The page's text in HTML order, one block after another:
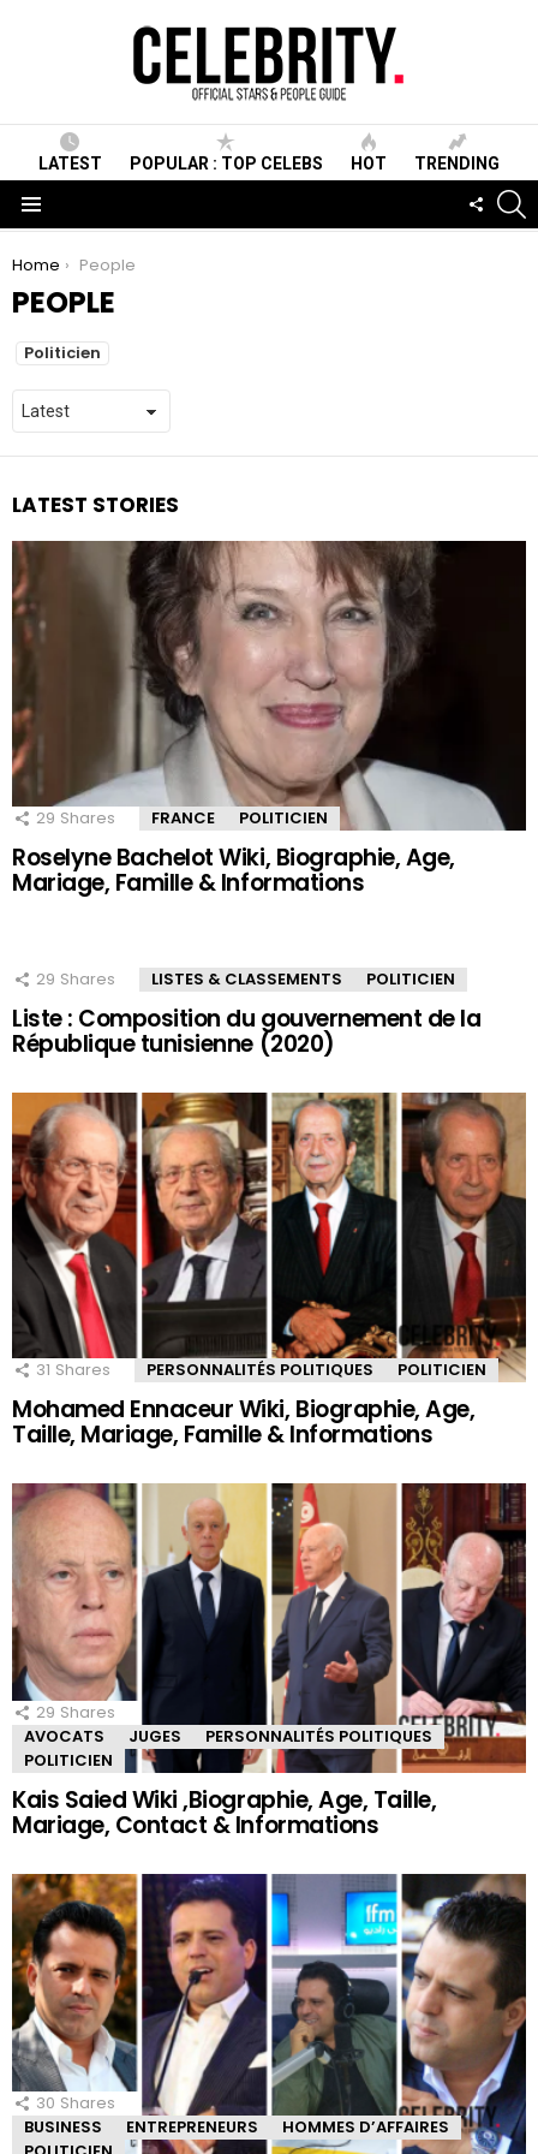
LATEST POPULAR : TOP CELEBS HOT TRENDING
You are here:
Home People
PEOPLE
SUBTERMS
Politicien
LATEST STORIES
29 Shares FRANCE POLITICIEN
Roselyne Bachelot Wiki, Biographie, Age,
Mariage, Famille & Informations
29 Shares LISTES & CLASSEMENTS POLITICIEN
Liste : Composition du gouvernement de la
République tunisienne (2020)
31 Shares PERSONNALITÉS POLITIQUES POLITICIEN
Mohamed Ennaceur Wiki, Biographie, Age,
Taille, Mariage, Famille & Informations
29 Shares
AVOCATS
JUGES
PERSONNALITÉS POLITIQUES
POLITICIEN
Kais Saied Wiki ,Biographie, Age, Taille,
Mariage, Contact & Informations
30 Shares
BUSINESS
ENTREPRENEURS
HOMMES D’AFFAIRES